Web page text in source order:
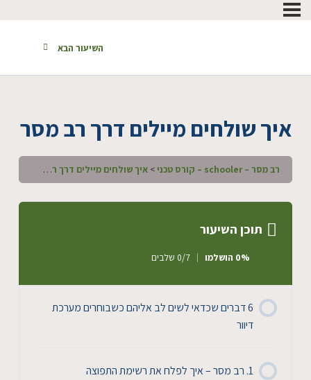
השיעור הבא
איך שולחים מיילים דרך רב מסר
רב מסר – schooler – קורס טכני איך שולחים מיילים דרך רב מסר
תוכן השיעור
0% הושלמו 0/7 שלבים
6 דברים שכדאי לשים לב אליהם כשבוחרים מערכת
דיוור
1. רב מסר – איך לפלח את רשימת התפוצה